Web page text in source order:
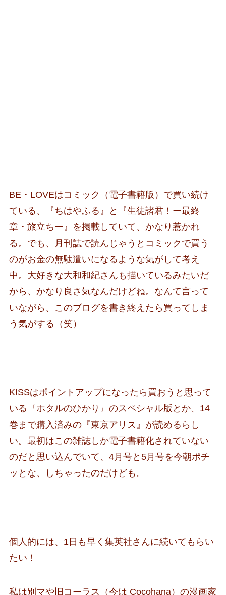
BE・LOVEはコミック（電子書籍版）で買い続け
ている、『ちはやふる』と『生徒諸君！ー最終
章・旅立ちー』を掲載していて、かなり惹かれ
る。でも、月刊誌で読んじゃうとコミックで買う
のがお金の無駄遣いになるような気がして考え
中。大好きな大和和紀さんも描いているみたいだ
から、かなり良さ気なんだけどね。なんて言って
いながら、このブログを書き終えたら買ってしま
う気がする（笑）
KISSはポイントアップになったら買おうと思って
いる『ホタルのひかり』のスペシャル版とか、14
巻まで購入済みの『東京アリス』が読めるらし
い。最初はこの雑誌しか電子書籍化されていない
のだと思い込んでいて、4月号と5月号を今朝ポチ
ッとな、しちゃったのだけども。
個人的には、1日も早く集英社さんに続いてもらい
たい！
私は別マや旧コーラス（今は Cocohana）の漫画家